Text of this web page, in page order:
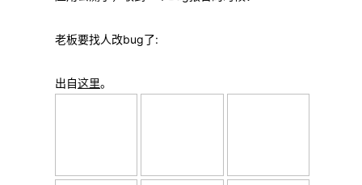
老板要找人改bug了:
出自这里。